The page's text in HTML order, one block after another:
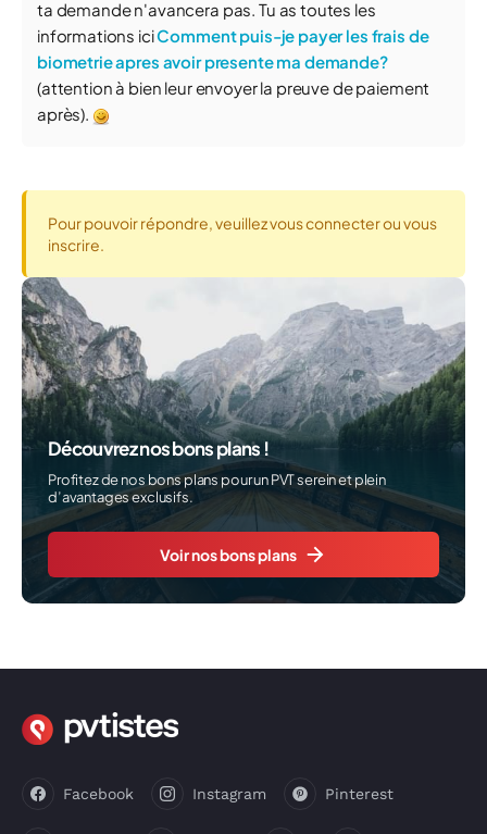
ta demande n'avancera pas. Tu as toutes les
informations iciComment puis-je payer les frais de
biometrie apres avoir presente ma demande?
(attention à bien leur envoyer la preuve de paiement
après).
Pour pouvoir répondre, veuillez vous connecter ou vous
inscrire.
Découvrez nos bons plans !
Profitez de nos bons plans pour un PVT serein et plein
d’avantages exclusifs.
Voir nos bons plans
Facebook Instagram Pinterest